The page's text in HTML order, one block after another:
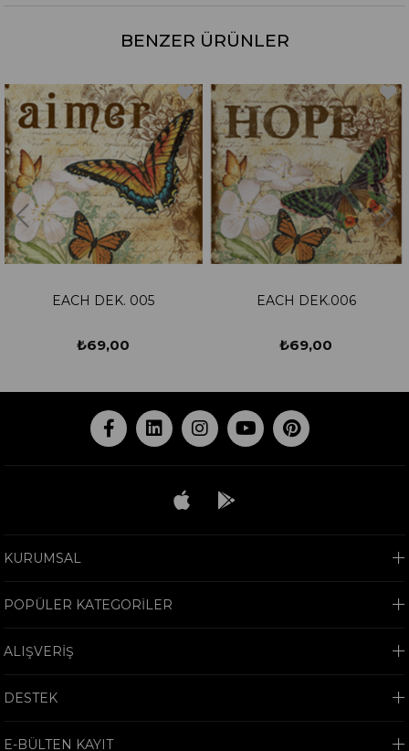
BENZER ÜRÜNLER
EACH DEK. 005
₺69,00
EACH DEK.006
₺69,00
KURUMSAL
POPÜLER KATEGORİLER
ALIŞVERİŞ
DESTEK
E-BÜLTEN KAYIT